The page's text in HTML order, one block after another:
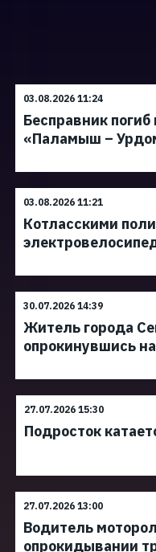
03.08.2026 11:24
Бесправник
«Паламыш –
03.08.2026 11:21
Котласскими
30.07.2026 14:39
Житель города
опрокинувшись
27.07.2026 15:30
Подросток
27.07.2026 13:00
Водитель
опрокидывании